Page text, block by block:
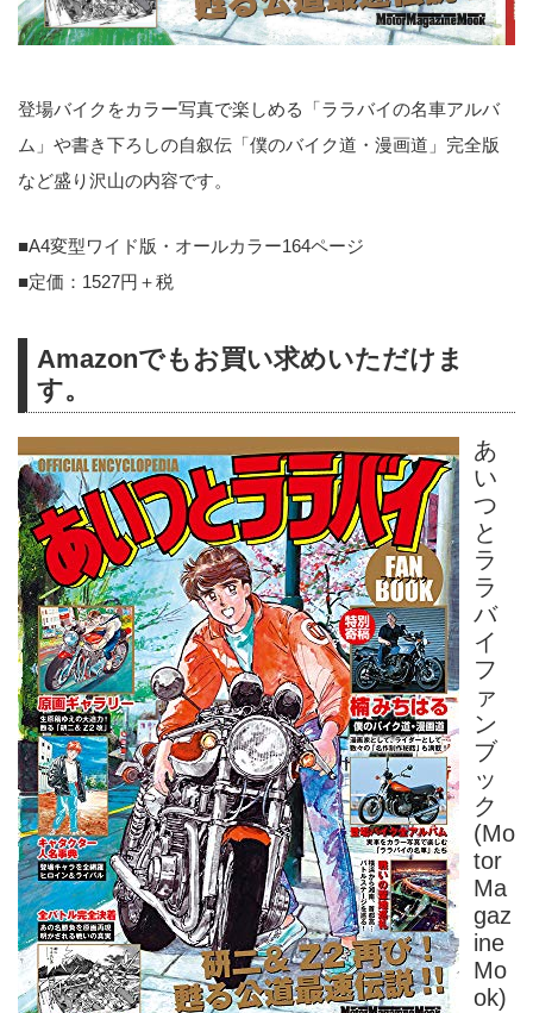
登場バイクをカラー写真で楽しめる「ララバイの名車アルバ
ム」や書き下ろしの自叙伝「僕のバイク道・漫画道」完全版
など盛り沢山の内容です。
■A4変型ワイド版・オールカラー164ページ
■定価：1527円＋税
Amazonでもお買い求めいただけま
す。
あ
い
つ
と
ラ
ラ
バ
イ
フ
ァ
ン
ブ
ッ
ク
(Mo
tor
Ma
gaz
ine
Mo
ok)